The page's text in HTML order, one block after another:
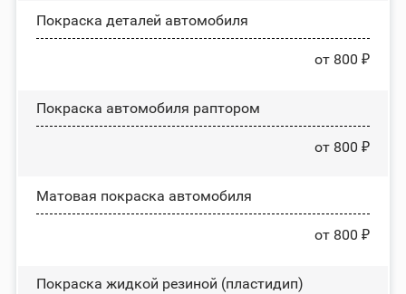
Покраска деталей автомобиля
от 800 ₽
Покраска автомобиля раптором
от 800 ₽
Матовая покраска автомобиля
от 800 ₽
Покраска жидкой резиной (пластидип)